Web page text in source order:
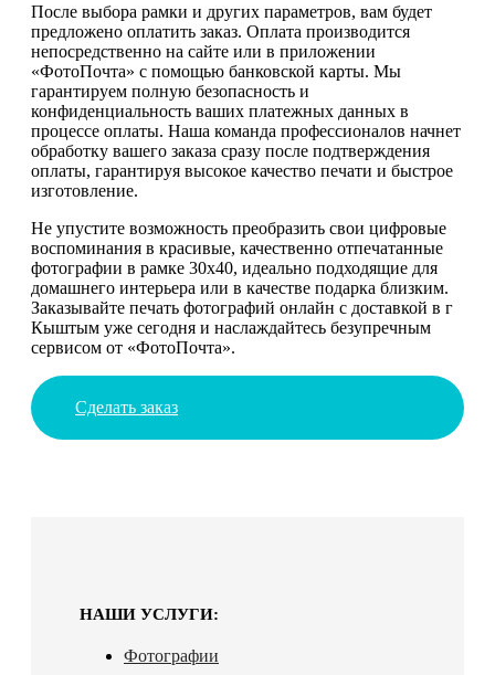
После выбора рамки и других параметров, вам будет
предложено оплатить заказ. Оплата производится
непосредственно на сайте или в приложении
«ФотоПочта» с помощью банковской карты. Мы
гарантируем полную безопасность и
конфиденциальность ваших платежных данных в
процессе оплаты. Наша команда профессионалов начнет
обработку вашего заказа сразу после подтверждения
оплаты, гарантируя высокое качество печати и быстрое
изготовление.
Не упустите возможность преобразить свои цифровые
воспоминания в красивые, качественно отпечатанные
фотографии в рамке 30х40, идеально подходящие для
домашнего интерьера или в качестве подарка близким.
Заказывайте печать фотографий онлайн с доставкой в г
Кыштым уже сегодня и наслаждайтесь безупречным
сервисом от «ФотоПочта».
Сделать заказ
НАШИ УСЛУГИ:
Фотографии